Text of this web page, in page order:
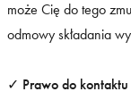
może Cię do tego
odmowy składania
✓ Prawo do